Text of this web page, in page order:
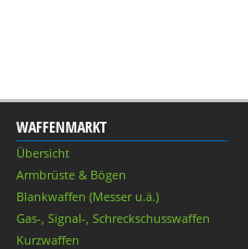
WAFFENMARKT
Übersicht
Armbrüste & Bögen
Blankwaffen (Messer u.ä.)
Gas-, Signal-, Schreckschusswaffen
Kurzwaffen